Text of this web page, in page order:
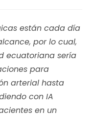
están cada día
por lo cual,
ecuatoriana sería
para
arterial hasta
con IA
en un